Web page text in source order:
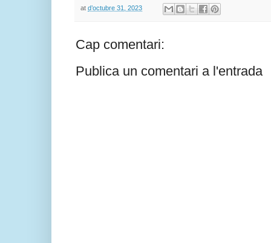
at d’octubre 31, 2023
Cap comentari:
Publica un comentari a l'entrada